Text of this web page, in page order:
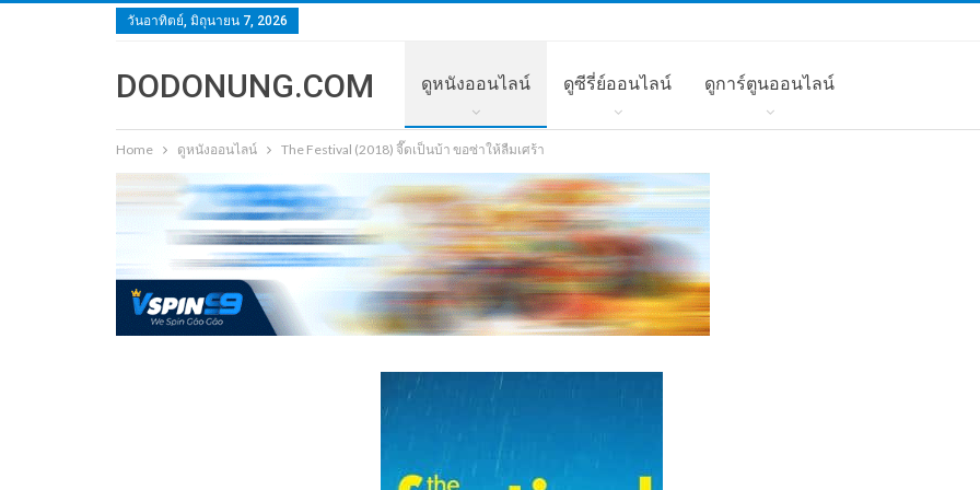
วันอาทิตย์, มิถุนายน 7, 2026
DODONUNG.COM ดูหนังออนไลน์ ดูซีรี่ย์ออนไลน์ ดูการ์ตูนออนไลน์
Home ดูหนังออนไลน์ The Festival (2018) จี๊ดเป็นบ้า ขอซ่าให้ลืมเศร้า